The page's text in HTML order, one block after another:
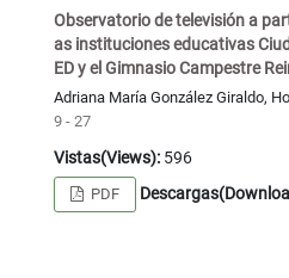
Observatorio de televisión a
as instituciones educativas
ED y el Gimnasio Campestre
Adriana María González Giraldo,
9 - 27
Vistas(Views):596
PDF